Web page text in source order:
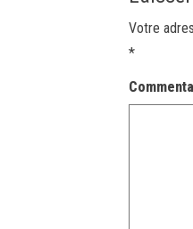
Votre
*